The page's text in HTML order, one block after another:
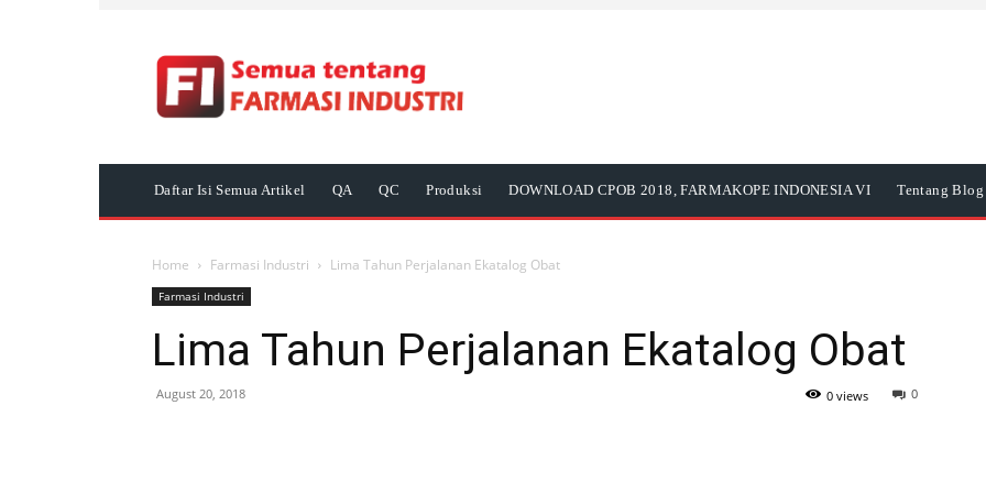
Daftar Isi Semua Artikel QA QC Produksi DOWNLOAD CPOB 2018, FARMAKOPE INDONESIA VI Tentang
Home Farmasi Industri Lima Tahun Perjalanan Ekatalog Obat
Farmasi Industri
Lima Tahun Perjalanan Ekatalog Obat
August 20, 2018 0
0 views